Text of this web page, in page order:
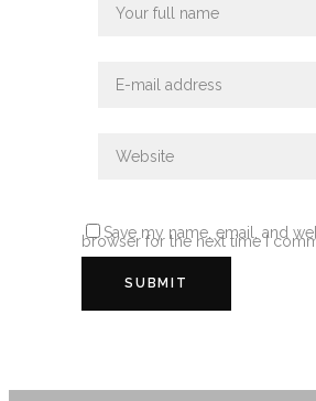
Save my name, email, and
browser for the next time I